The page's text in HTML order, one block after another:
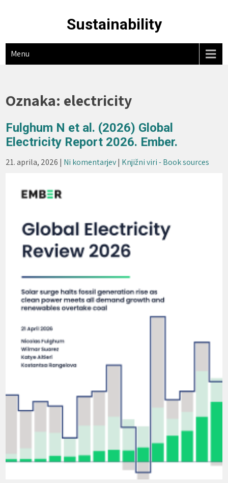
Sustainability
Menu
Oznaka: electricity
Fulghum N et al. (2026) Global
Electricity Report 2026. Ember.
21. aprila, 2026 | Ni komentarjev| Knjižni viri - Book sources